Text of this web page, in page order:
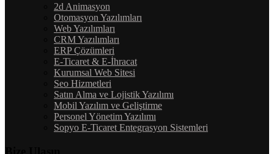
2d Animasyon
Otomasyon Yazılımları
Web Yazılımları
CRM Yazılımları
ERP Çözümleri
E-Ticaret & E-İhracat
Kurumsal Web Sitesi
Seo Hizmetleri
Satın Alma ve Lojistik Yazılımı
Mobil Yazılım ve Geliştirme
Personel Yönetim Yazılımı
Sopyo E-Ticaret Entegrasyon Sistemleri